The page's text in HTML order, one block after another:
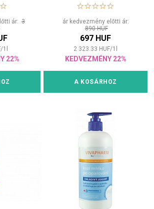
ár: 3
/1
22%
ár kedvezmény előtti ár:
890 HUF
697 HUF
2 323.33 HUF/1
KEDVEZMÉNY 22%
A KOSÁRHOZ